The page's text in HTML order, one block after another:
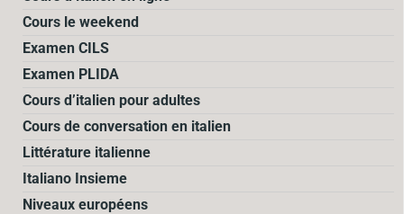
Cours le weekend
Examen CILS
Examen PLIDA
Cours d’italien pour adultes
Cours de conversation en italien
Littérature italienne
Italiano Insieme
Niveaux européens